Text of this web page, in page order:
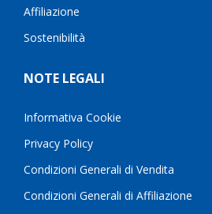
Affiliazione
Sostenibilità
NOTE LEGALI
Informativa Cookie
Privacy Policy
Condizioni Generali di Vendita
Condizioni Generali di Affiliazione